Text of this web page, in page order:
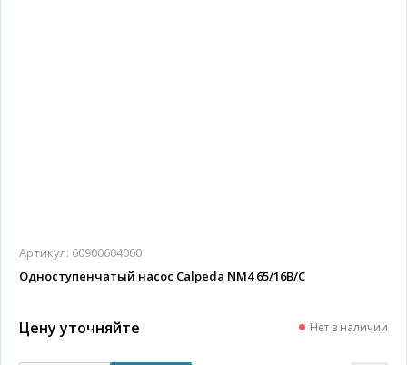
Артикул: 60900604000
Одноступенчатый насос Calpeda NM4 65/16B/C
Цену уточняйте Нет в наличии